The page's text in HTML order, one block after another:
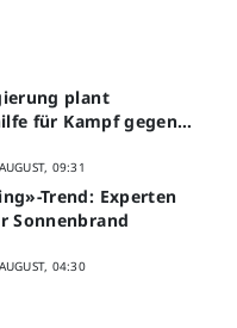
plant
für Kampf gegen
09:31
Trend: Experten
Sonnenbrand
04:30